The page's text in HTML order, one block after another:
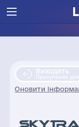
Виходить
Призупиняє
Оновити